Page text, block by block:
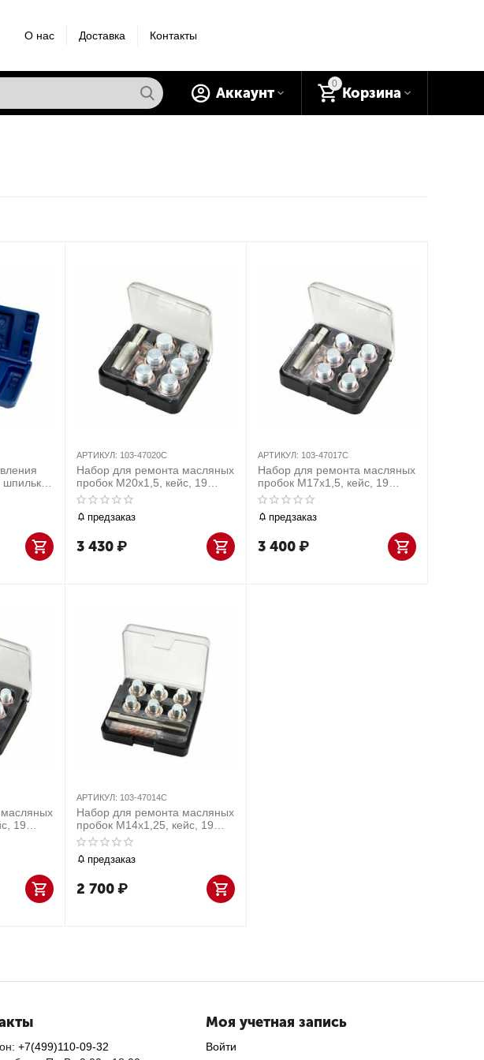
О нас Доставка Контакты
0
Корзина
Аккаунт
АРТИКУЛ: 103-47020C
Набор для ремонта масляных
пробок М20х1,5, кейс, 19
предметов МАСТАК 103-
47020С
предзаказ
3 430₽
АРТИКУЛ: 103-47017C
Набор для ремонта масляных
пробок М17х1,5, кейс, 19
предметов МАСТАК 103-
47017С
предзаказ
3 400₽
19
АРТИКУЛ: 103-47014C
Набор для ремонта масляных
пробок М14х1,25, кейс, 19
предметов МАСТАК 103-
47014С
предзаказ
2 700₽
+7(499)110-09-32
Моя учетная запись
Войти